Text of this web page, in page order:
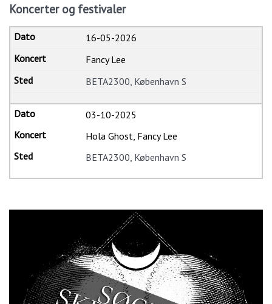
Koncerter og festivaler
16-05-2026
Fancy Lee
BETA2300, København S
03-10-2025
Hola Ghost, Fancy Lee
BETA2300, København S